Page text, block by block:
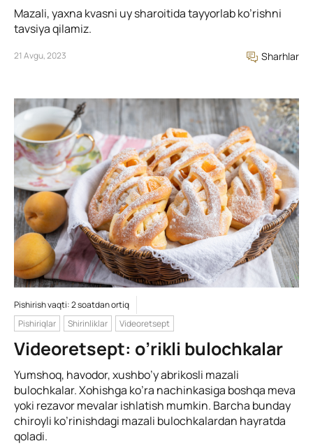
Mazali, yaxna kvasni uy sharoitida tayyorlab ko’rishni
tavsiya qilamiz.
21 Avgu, 2023 Sharhlar
Pishirish vaqti: 2 soatdan ortiq
Pishiriqlar
Shirinliklar Videoretsept
Videoretsept: o’rikli bulochkalar
Yumshoq, havodor, xushbo’y abrikosli mazali
bulochkalar. Xohishga ko’ra nachinkasiga boshqa meva
yoki rezavor mevalar ishlatish mumkin. Barcha bunday
chiroyli ko’rinishdagi mazali bulochkalardan hayratda
qoladi.